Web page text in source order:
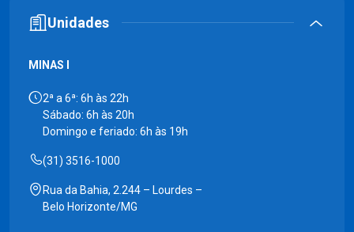
Unidades
MINAS I
2ª a 6ª: 6h às 22h
Sábado: 6h às 20h
Domingo e feriado: 6h às 19h
(31) 3516-1000
Rua da Bahia, 2.244 – Lourdes –
Belo Horizonte/MG